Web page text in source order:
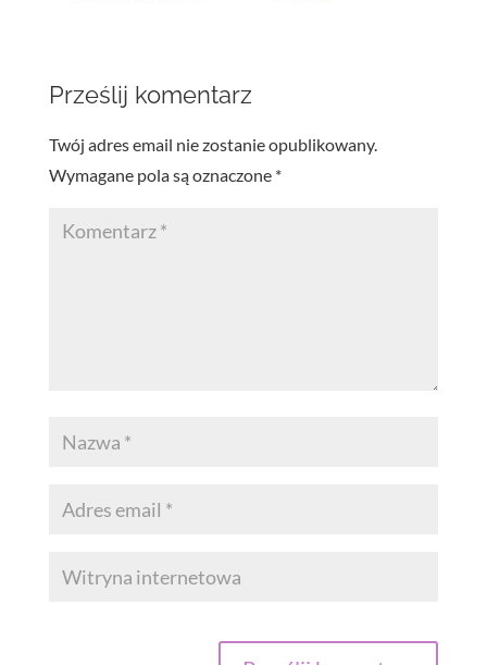
Prześlij komentarz
Twój adres email nie zostanie opublikowany.
Wymagane pola są oznaczone *